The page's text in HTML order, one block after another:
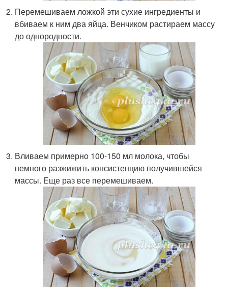
Перемешиваем ложкой эти сухие ингредиенты и
вбиваем к ним два яйца. Венчиком растираем массу
до однородности.
Вливаем примерно 100-150 мл молока, чтобы
немного разжижить консистенцию получившейся
массы. Еще раз все перемешиваем.